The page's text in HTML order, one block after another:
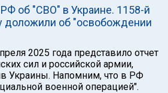
об "СВО" в Украине. 1158-й
доложили об "освобождении
2025 года представило отчет
сил и российской армии,
Украины. Напомним, что в РФ
военной операцией".